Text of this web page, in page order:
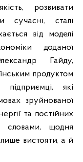
розвивати
сучасні, сталі
від моделі
доданої
Гайду,
продуктом
які
зруйнованої
та постійних
словами, щодня
вистояти, а й